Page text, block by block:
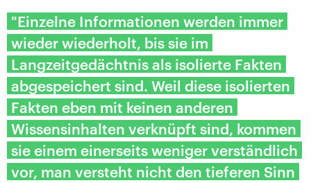
"Einzelne Informationen werden immer
wieder wiederholt, bis sie im
Langzeitgedächtnis als isolierte Fakten
abgespeichert sind. Weil diese isolierten
Fakten eben mit keinen anderen
Wissensinhalten verknüpft sind, kommen
sie einem einerseits weniger verständlich
vor, man versteht nicht den tieferen Sinn